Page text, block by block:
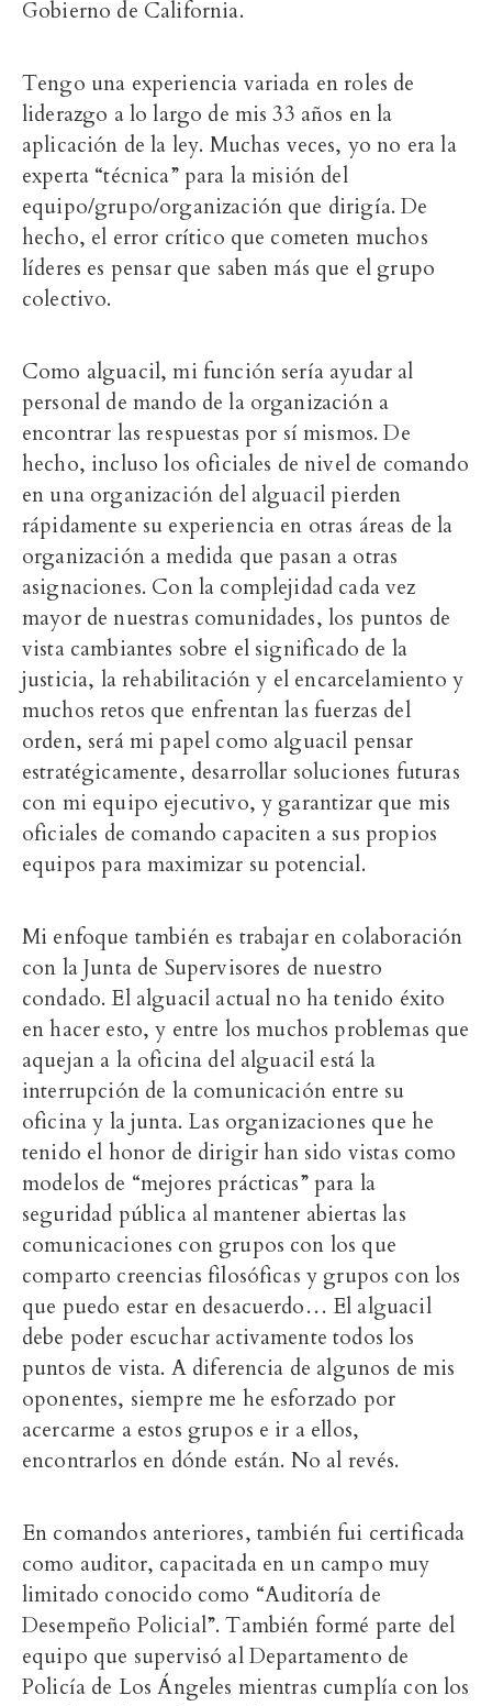
Gobierno de California.
Tengo una experiencia variada en roles de
liderazgo a lo largo de mis 33 años en la
aplicación de la ley. Muchas veces, yo no era la
experta “técnica” para la misión del
equipo/grupo/organización que dirigía. De
hecho, el error crítico que cometen muchos
líderes es pensar que saben más que el grupo
colectivo.
Como alguacil, mi función sería ayudar al
personal de mando de la organización a
encontrar las respuestas por sí mismos. De
hecho, incluso los oficiales de nivel de comando
en una organización del alguacil pierden
rápidamente su experiencia en otras áreas de la
organización a medida que pasan a otras
asignaciones. Con la complejidad cada vez
mayor de nuestras comunidades, los puntos de
vista cambiantes sobre el significado de la
justicia, la rehabilitación y el encarcelamiento y
muchos retos que enfrentan las fuerzas del
orden, será mi papel como alguacil pensar
estratégicamente, desarrollar soluciones futuras
con mi equipo ejecutivo, y garantizar que mis
oficiales de comando capaciten a sus propios
equipos para maximizar su potencial.
Mi enfoque también es trabajar en colaboración
con la Junta de Supervisores de nuestro
condado. El alguacil actual no ha tenido éxito
en hacer esto, y entre los muchos problemas que
aquejan a la oficina del alguacil está la
interrupción de la comunicación entre su
oficina y la junta. Las organizaciones que he
tenido el honor de dirigir han sido vistas como
modelos de “mejores prácticas” para la
seguridad pública al mantener abiertas las
comunicaciones con grupos con los que
comparto creencias filosóficas y grupos con los
que puedo estar en desacuerdo… El alguacil
debe poder escuchar activamente todos los
puntos de vista. A diferencia de algunos de mis
oponentes, siempre me he esforzado por
acercarme a estos grupos e ir a ellos,
encontrarlos en dónde están. No al revés.
En comandos anteriores, también fui certificada
como auditor, capacitada en un campo muy
limitado conocido como “Auditoría de
Desempeño Policial”. También formé parte del
equipo que supervisó al Departamento de
Policía de Los Ángeles mientras cumplía con los